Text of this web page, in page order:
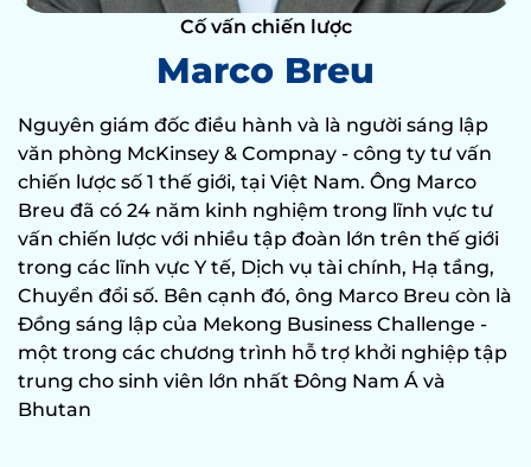
Cố vấn chiến lược
Marco Breu
Nguyên giám đốc điều hành và là người sáng lập
văn phòng McKinsey & Compnay - công ty tư vấn
chiến lược số 1 thế giới, tại Việt Nam. Ông Marco
Breu đã có 24 năm kinh nghiệm trong lĩnh vực tư
vấn chiến lược với nhiều tập đoàn lớn trên thế giới
trong các lĩnh vực Y tế, Dịch vụ tài chính, Hạ tầng,
Chuyển đổi số. Bên cạnh đó, ông Marco Breu còn là
Đồng sáng lập của Mekong Business Challenge -
một trong các chương trình hỗ trợ khởi nghiệp tập
trung cho sinh viên lớn nhất Đông Nam Á và
Bhutan